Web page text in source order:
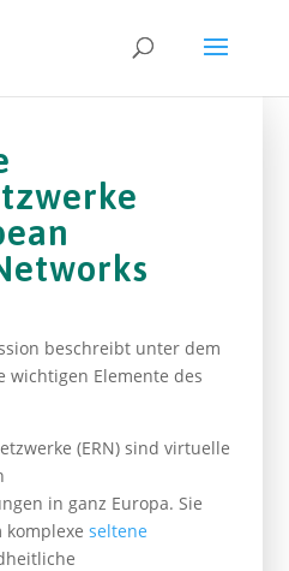
beschreibt unter dem
wichtigen Elemente des
(ERN) sind virtuelle
in ganz Europa. Sie
seltene